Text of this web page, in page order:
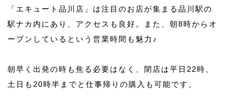
「エキュート品川店」は注目のお店が集まる品川駅の
駅ナカ内にあり、アクセスも良好。また、朝8時からオ
ープンしているという営業時間も魅力♪
朝早く出発の時も焦る必要はなく、閉店は平日22時、
土日も20時半までと仕事帰りの購入も可能です。